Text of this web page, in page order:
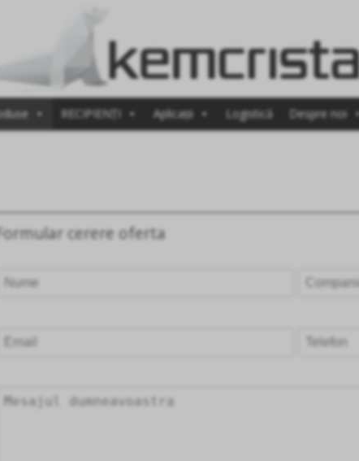
RECIPIENȚI Aplicații Logistică Despre noi
cerere oferta